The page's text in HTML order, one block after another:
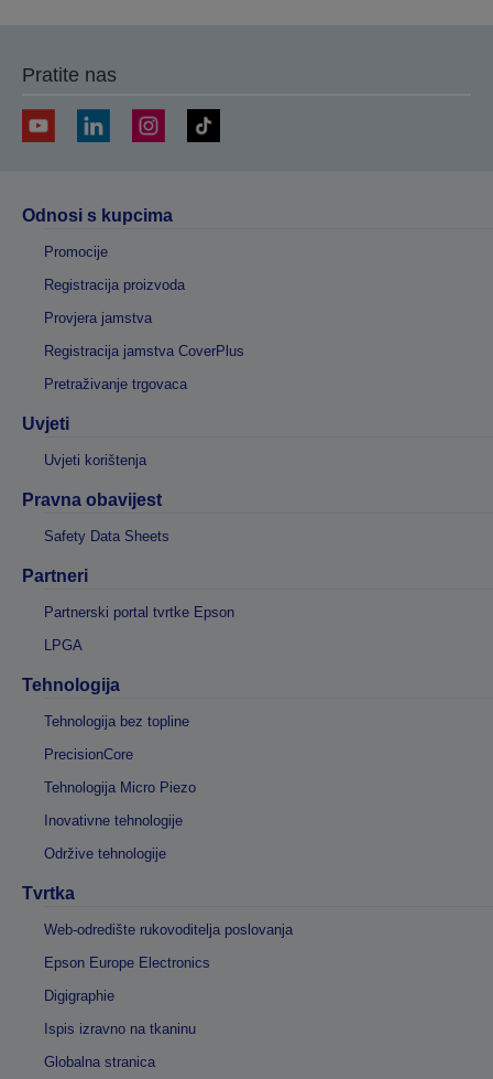
Pratite nas
Odnosi s kupcima
Promocije
Registracija proizvoda
Provjera jamstva
Registracija jamstva CoverPlus
Pretraživanje trgovaca
Uvjeti
Uvjeti korištenja
Pravna obavijest
Safety Data Sheets
Partneri
Partnerski portal tvrtke Epson
LPGA
Tehnologija
Tehnologija bez topline
PrecisionCore
Tehnologija Micro Piezo
Inovativne tehnologije
Održive tehnologije
Tvrtka
Web-odredište rukovoditelja poslovanja
Epson Europe Electronics
Digigraphie
Ispis izravno na tkaninu
Globalna stranica